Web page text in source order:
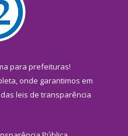
para prefeituras!
onde garantimos em
leis de transparência